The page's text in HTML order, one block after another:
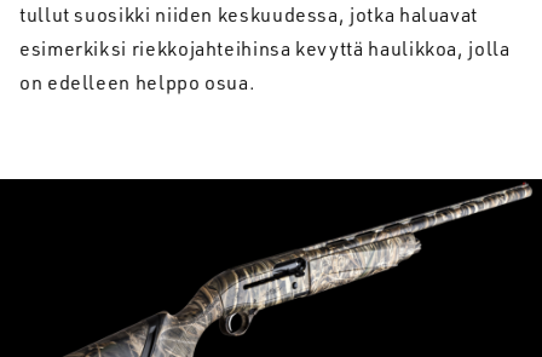
tullut suosikki niiden keskuudessa, jotka haluavat
esimerkiksi riekkojahteihinsa kevyttä haulikkoa, jolla
on edelleen helppo osua.